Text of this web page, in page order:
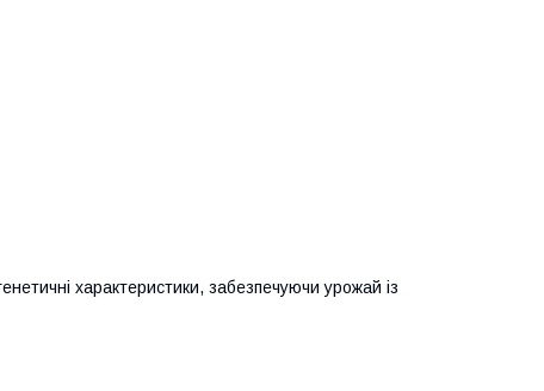
характеристики, забезпечуючи урожай із